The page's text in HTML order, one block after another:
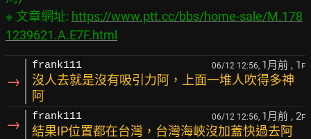
※ 文章網址: https://www.ptt.cc/bbs/home-sale/M.178
1239621.A.E7F.html
→
frank111 06/12 12:56, 1月前 , 1 F
沒人去就是沒有吸引力阿，上面一堆人吹得多神
阿
→ frank111 06/12 12:56, 1月前 , 2F
結果IP位置都在台灣，台灣海峽沒加蓋快過去阿